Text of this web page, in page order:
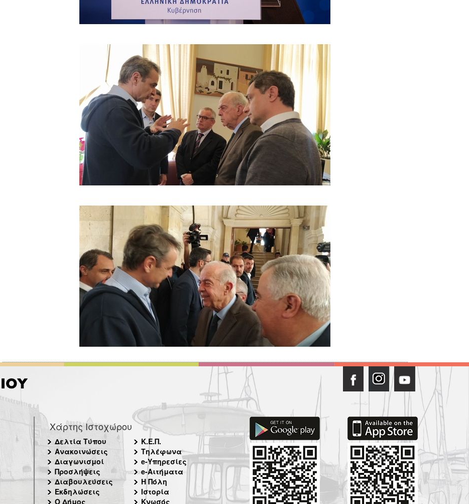
Χάρτης Ιστοχώρου
Δελτία Τύπου
Ανακοινώσεις
Διαγωνισμοί
Προσλήψεις
Διαβουλεύσεις
Εκδηλώσεις
Ο Δήμος
Κ.Ε.Π.
Τηλέφωνα
e-Υπηρεσίες
e-Αιτήματα
Η Πόλη
Ιστορία
Κνωσός